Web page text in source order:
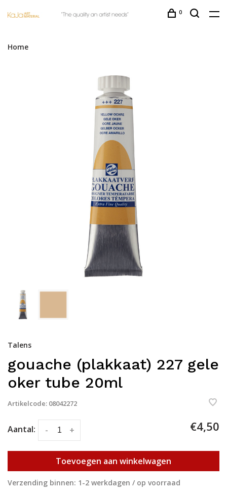
0
Home
Talens
gouache (plakkaat) 227 gele
oker tube 20ml
Artikelcode: 08042272
Aantal: +
- €4,50
Toevoegen aan winkelwagen
Verzending binnen: 1-2 werkdagen / op voorraad